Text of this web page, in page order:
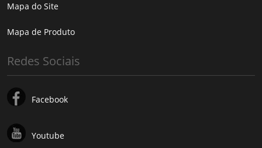
Mapa do Site
Mapa de Produto
Redes Sociais
Facebook
Youtube